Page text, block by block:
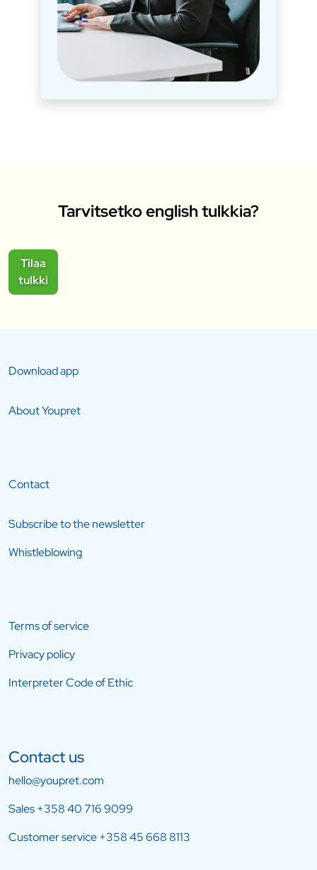
Tarvitsetko english tulkkia?
Tilaa
tulkki
Download app
About Youpret
Contact
Subscribe to the newsletter
Whistleblowing
Terms of service
Privacy policy
Interpreter Code of Ethic
Contact us
hello@youpret.com
Sales+358 40 716 9099
Customer service+358 45 668 8113